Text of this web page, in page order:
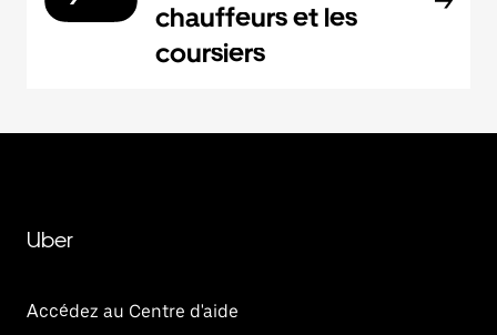
chauffeurs et les
coursiers
Uber
Accédez au Centre d'aide